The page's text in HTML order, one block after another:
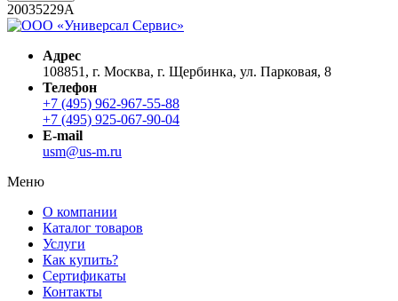
20035229A
Адрес
108851, г. Москва, г. Щербинка, ул. Парковая, 8
Телефон
+7 (495) 962-967-55-88
+7 (495) 925-067-90-04
E-mail
usm@us-m.ru
Меню
О компании
Каталог товаров
Услуги
Как купить?
Сертификаты
Контакты